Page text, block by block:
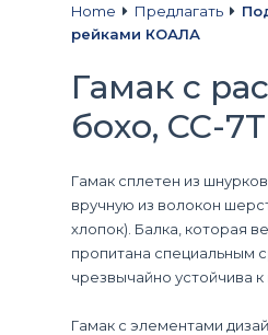
Home Предлагать
рейками КОАЛА
Гамак с
бохо, CC-7T
Гамак сплетен из
вручную из волокон
хлопок). Балка, которая
пропитана специальным
чрезвычайно устойчива
Гамак с элементами